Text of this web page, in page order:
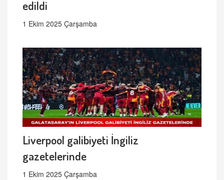
edildi
1 Ekim 2025 Çarşamba
Liverpool galibiyeti İngiliz
gazetelerinde
1 Ekim 2025 Çarşamba